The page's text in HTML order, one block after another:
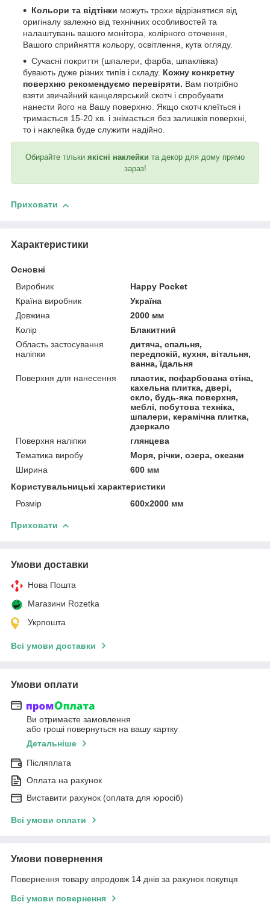
Кольори та відтінки можуть трохи відрізнятися від
оригіналу залежно від технічних особливостей та
налаштувань вашого монітора, колірного оточення,
Вашого сприйняття кольору, освітлення, кута огляду.
Сучасні покриття (шпалери, фарба, шпаклівка)
бувають дуже різних типів і складу. Кожну конкретну
поверхню рекомендуємо перевіряти. Вам потрібно
взяти звичайний канцелярський скотч і спробувати
нанести його на Вашу поверхню. Якщо скотч клеїться і
тримається 15-20 хв. і знімається без залишків поверхні,
то і наклейка буде служити надійно.
Обирайте тільки якісні наклейки та декор для дому прямо
зараз!
Приховати
Характеристики
Основні
Виробник
Happy Pocket
Країна виробник
Україна
Довжина
2000 мм
Колір
Блакитний
Область застосування
наліпки
дитяча, спальня,
передпокій, кухня, вітальня,
ванна, їдальня
Поверхня для нанесення
пластик, пофарбована стіна,
кахельна плитка, двері,
скло, будь-яка поверхня,
меблі, побутова техніка,
шпалери, керамічна плитка,
дзеркало
Поверхня наліпки
глянцева
Тематика виробу
Моря, річки, озера, океани
Ширина
600 мм
Користувальницькі характеристики
Розмір
600х2000 мм
Приховати
Умови доставки
Нова Пошта
Магазини Rozetka
Укрпошта
Всі умови доставки
Умови оплати
Ви отримаєте замовлення
або гроші повернуться на вашу картку
Детальніше
Післяплата
Оплата на рахунок
Виставити рахунок (оплата для юросіб)
Всі умови оплати
Умови повернення
Повернення товару впродовж 14 днів за рахунок покупця
Всі умови повернення